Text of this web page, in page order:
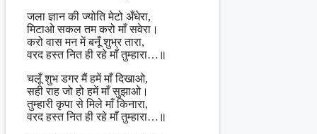
जला ज्ञान की ज्योति मेटो अँधेरा,
मिटाओ सकल तम करो माँ सवेरा।
करो वास मन में बनूँ शुभ्र तारा,
वरद हस्त नित ही रहे माँ तुम्हारा…॥
चलूँ शुभ डगर मैं हमें माँ दिखाओ,
सही राह जो हो हमें माँ सुझाओ।
तुम्हारी कृपा से मिले माँ किनारा,
वरद हस्त नित ही रहे माँ तुम्हारा…॥